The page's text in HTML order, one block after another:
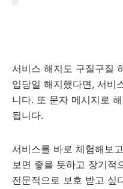
서비스 해지도 구질구질
입당일 해지했다면, 서비
니다. 또 문자 메시지로
됩니다.
서비스를 바로 체험해보
보면 좋을 듯하고 장기적
전문적으로 보호 받고 싶